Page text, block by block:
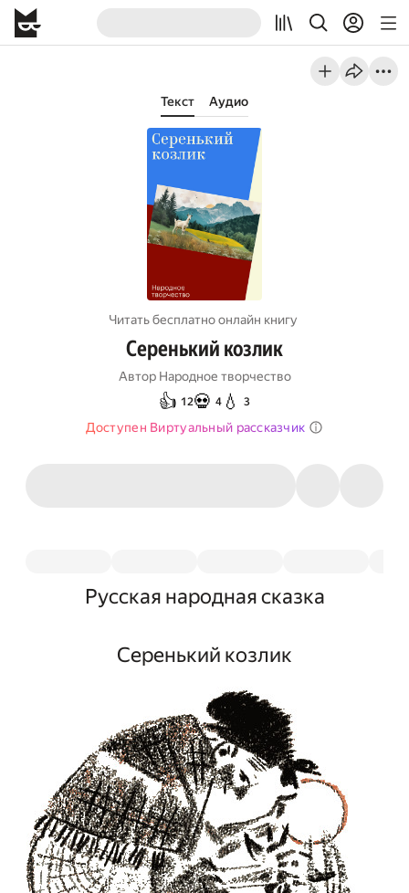
Текст Аудио
Читать бесплатно онлайн книгу
Серенький козлик
Автор Народное творчество
👍 12💀 4 💧 3
Доступен Виртуальный рассказчик
Русская народная сказка
Серенький козлик